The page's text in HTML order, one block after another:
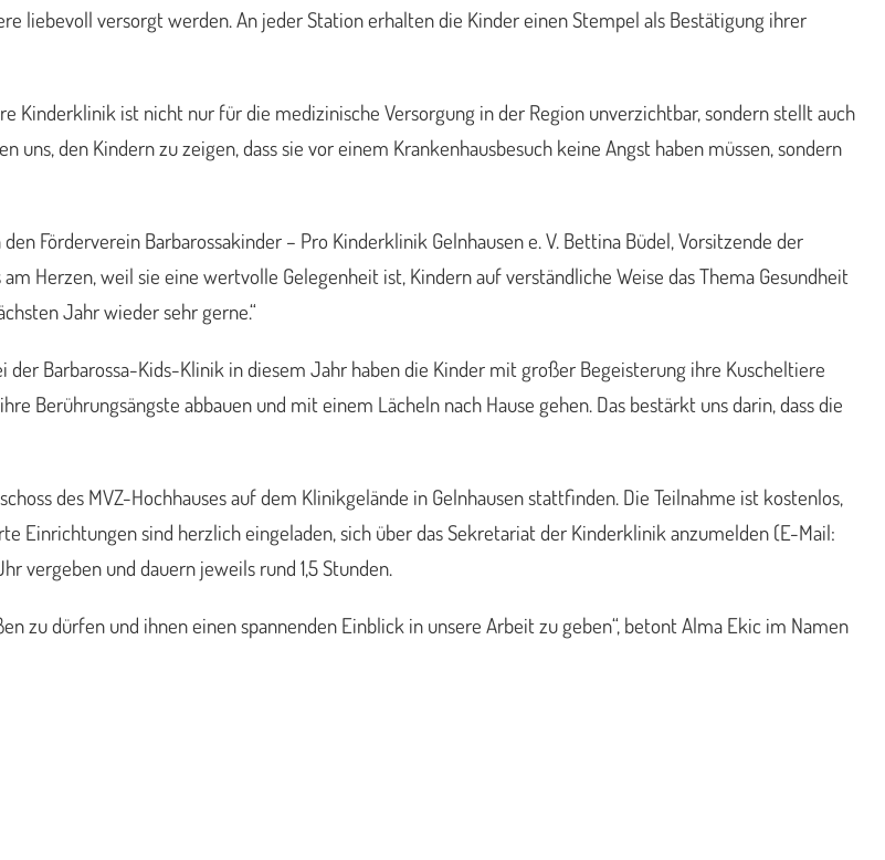
liebevoll versorgt werden. An jeder Station erhalten die Kinder einen Stempel als Bestätigung ihrer
Kinderklinik ist nicht nur für die medizinische Versorgung in der Region unverzichtbar, sondern stellt auch
den Kindern zu zeigen, dass sie vor einem Krankenhausbesuch keine Angst haben müssen, sondern
Förderverein Barbarossakinder – Pro Kinderklinik Gelnhausen e. V. Bettina Büdel, Vorsitzende der
Herzen, weil sie eine wertvolle Gelegenheit ist, Kindern auf verständliche Weise das Thema Gesundheit
Jahr wieder sehr gerne.“
Barbarossa-Kids-Klinik in diesem Jahr haben die Kinder mit großer Begeisterung ihre Kuscheltiere
Berührungsängste abbauen und mit einem Lächeln nach Hause gehen. Das bestärkt uns darin, dass die
des MVZ-Hochhauses auf dem Klinikgelände in Gelnhausen stattfinden. Die Teilnahme ist kostenlos,
Einrichtungen sind herzlich eingeladen, sich über das Sekretariat der Kinderklinik anzumelden (E-Mail:
vergeben und dauern jeweils rund 1,5 Stunden.
zu dürfen und ihnen einen spannenden Einblick in unsere Arbeit zu geben“, betont Alma Ekic im Namen